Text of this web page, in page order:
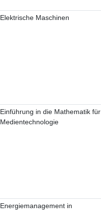
Elektrische Maschinen
Einführung in die Mathematik für
Medientechnologie
Energiemanagement in